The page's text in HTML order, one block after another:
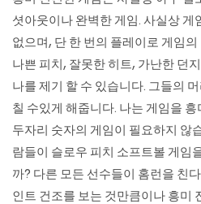
셧아웃이나 완벽한 게임. 사실상 게
없으며, 단 한 번의 플레이로 게임
나쁜 피치, 잘못한 히트, 가난한 던
나를 제기 할 수 있습니다. 그들의
칠 수있게 해줍니다. 나는 게임을 흥
두자리 숫자의 게임이 필요하지 않
람들이 슬로우 피치 소프트볼 게임
까? 다른 모든 선수들이 홈런을 친
인트 건조를 보는 것만큼이나 흥미